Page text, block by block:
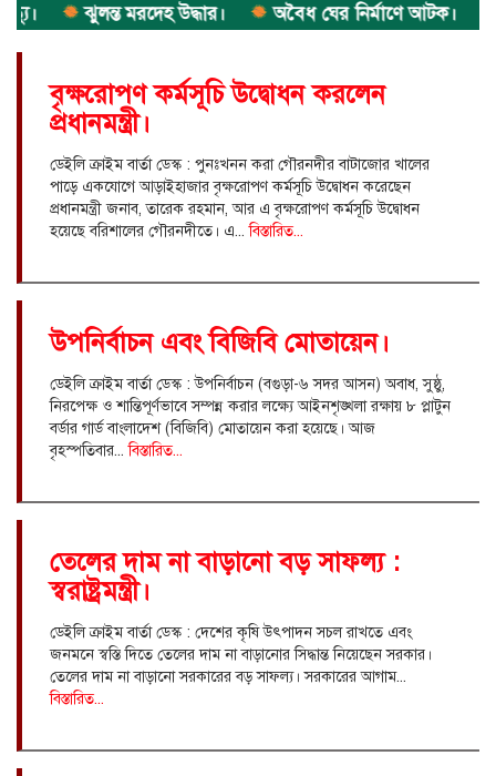
ঝুলন্ত মরদেহ উদ্ধার। অবৈধ ঘের নির্মাণে আটক।
বৃক্ষরোপণ কর্মসূচি উদ্বোধন করলেন
প্রধানমন্ত্রী।
ডেইলি ক্রাইম বার্তা ডেস্ক : পুনঃখনন করা গৌরনদীর বাটাজোর খালের
পাড়ে একযোগে আড়াইহাজার বৃক্ষরোপণ কর্মসূচি উদ্বোধন করেছেন
প্রধানমন্ত্রী জনাব, তারেক রহমান, আর এ বৃক্ষরোপণ কর্মসূচি উদ্বোধন
হয়েছে বরিশালের গৌরনদীতে। এ...বিস্তারিত...
উপনির্বাচন এবং বিজিবি মোতায়েন।
ডেইলি ক্রাইম বার্তা ডেস্ক : উপনির্বাচন (বগুড়া-৬ সদর আসন) অবাধ, সুষ্ঠু,
নিরপেক্ষ ও শান্তিপূর্ণভাবে সম্পন্ন করার লক্ষ্যে আইনশৃঙ্খলা রক্ষায় ৮ প্লাটুন
বর্ডার গার্ড বাংলাদেশ (বিজিবি) মোতায়েন করা হয়েছে। আজ
বৃহস্পতিবার...বিস্তারিত...
তেলের দাম না বাড়ানো বড় সাফল্য :
স্বরাষ্ট্রমন্ত্রী।
ডেইলি ক্রাইম বার্তা ডেস্ক : দেশের কৃষি উৎপাদন সচল রাখতে এবং
জনমনে স্বস্তি দিতে তেলের দাম না বাড়ানোর সিদ্ধান্ত নিয়েছেন সরকার।
তেলের দাম না বাড়ানো সরকারের বড় সাফল্য। সরকারের আগাম...
বিস্তারিত...